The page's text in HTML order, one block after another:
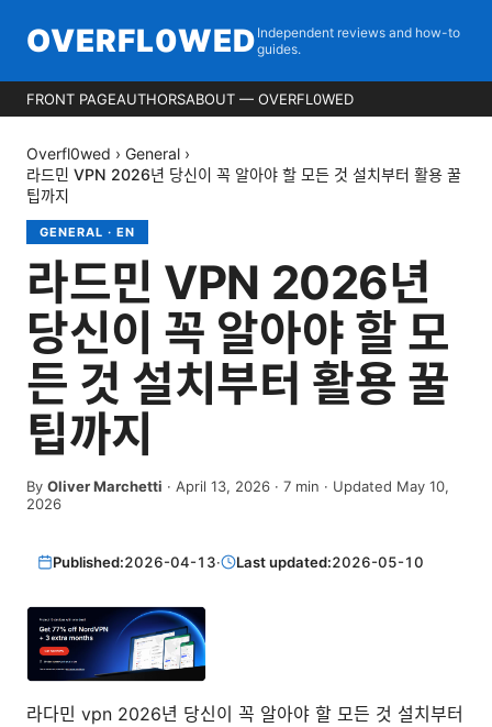
OVERFL0WED Independent reviews and how-to
guides.
FRONT PAGEAUTHORSABOUT — OVERFL0WED
Overfl0wed › General ›
라드민 VPN 2026년 당신이 꼭 알아야 할 모든 것 설치부터 활용 꿀
팁까지
GENERAL · EN
라드민 VPN 2026년
당신이 꼭 알아야 할 모
든 것 설치부터 활용 꿀
팁까지
By Oliver Marchetti · April 13, 2026 · 7 min · Updated May 10,
2026
Published:2026-04-13· Last updated:2026-05-10
라다민 vpn 2026년 당신이 꼭 알아야 할 모든 것 설치부터